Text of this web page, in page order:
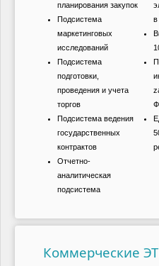
планирования закупок
Подсистема
маркетинговых
исследований
Подсистема
подготовки,
проведения и учета
торгов
Подсистема ведения
государственных
контрактов
Отчетно-
аналитическая
подсистема
в
Коммерческие